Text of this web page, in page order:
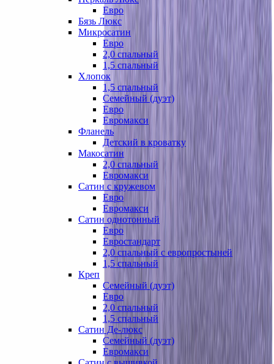
Евро
Бязь Люкс
Микросатин
Евро
2,0 спальный
1,5 спальный
Хлопок
1,5 спальный
Семейный (дуэт)
Евро
Евромакси
Фланель
Детский в кроватку
Макосатин
2,0 спальный
Евромакси
Сатин с кружевом
Евро
Евромакси
Сатин однотонный
Евро
Евростандарт
2,0 спальный с европростыней
1,5 спальный
Креп
Семейный (дуэт)
Евро
2,0 спальный
1,5 спальный
Сатин Де-люкс
Семейный (дуэт)
Евромакси